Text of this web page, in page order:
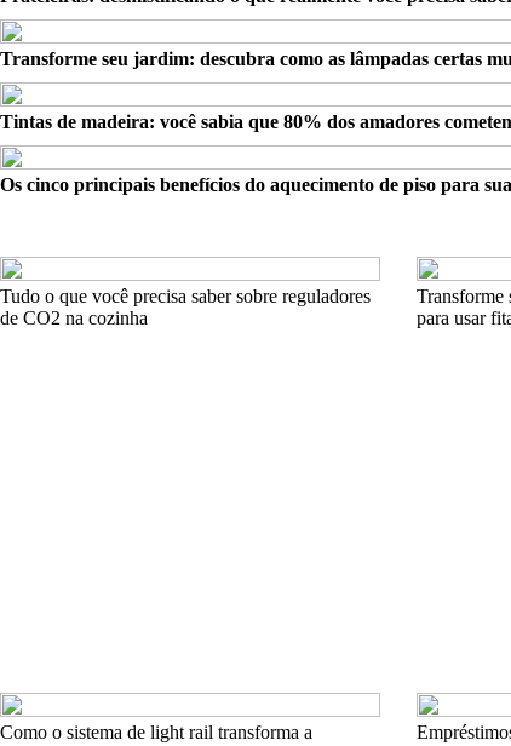
Transforme seu jardim: descubra como as lâmpadas certas
Tintas de madeira: você sabia que 80% dos amadores
Os cinco principais benefícios do aquecimento de piso para
Tudo o que você precisa saber sobre reguladores
de CO2 na cozinha
Transforme
para usar
Como o sistema de light rail transforma a